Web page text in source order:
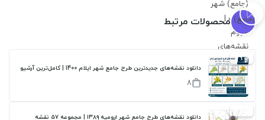
محصولات مرتبط
29%
دانلود نقشه‌های جدیدترین طرح جامع شهر ایلام 1400 | کامل‌ترین آرشیو
8
20%
دانلود نقشه‌های طرح جامع شهر ارومیه ۱۳۸۹ | مجموعه ۵۷ نقشه